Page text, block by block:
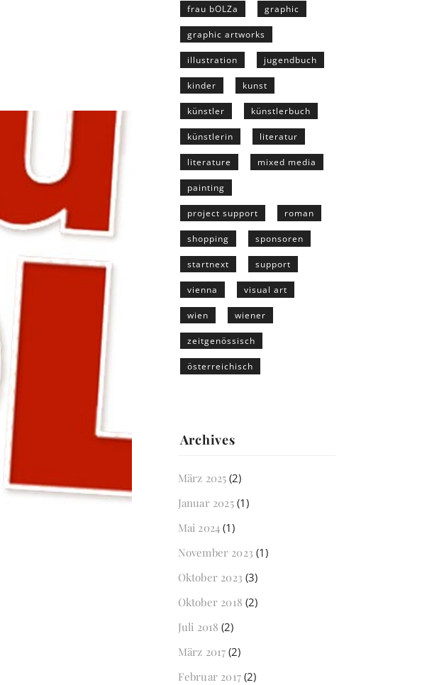
frau bOLZa graphic
graphic artworks
illustration jugendbuch
kinder kunst
künstler künstlerbuch
künstlerin literatur
literature mixed media
painting
project support roman
shopping sponsoren
startnext support
vienna visual art
wien wiener
zeitgenössisch
österreichisch
Archives
März 2025 (2)
Januar 2025(1)
Mai 2024 (1)
November 2023 (1)
Oktober 2023 (3)
Oktober 2018 (2)
Juli 2018 (2)
März 2017 (2)
Februar 2017(2)